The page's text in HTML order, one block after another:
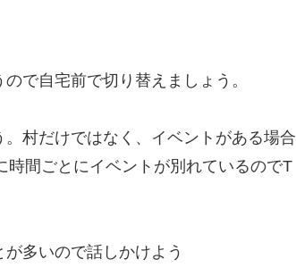
で自宅前で切り替えましょう。
村だけではなく、イベントがある場合
間ごとにイベントが別れているのでT
多いので話しかけよう